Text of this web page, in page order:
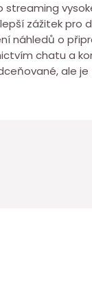
streaming
zážitek pro
náhledů o
chatu a
ale